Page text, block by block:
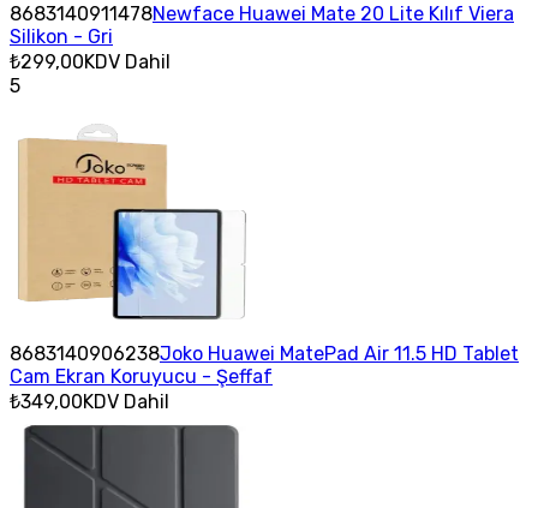
8683140911478Newface Huawei Mate 20 Lite Kılıf Viera
Silikon - Gri
₺299,00KDV Dahil
5
8683140906238Joko Huawei MatePad Air 11.5 HD Tablet
Cam Ekran Koruyucu - Şeffaf
₺349,00KDV Dahil